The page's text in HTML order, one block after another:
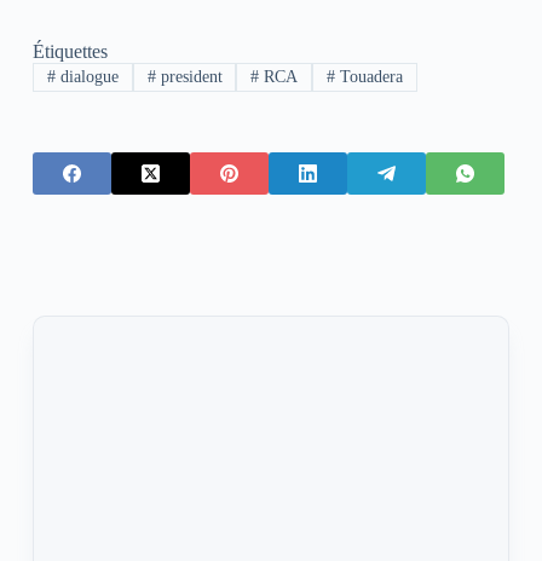
Étiquettes
#dialogue #president # RCA # Touadera